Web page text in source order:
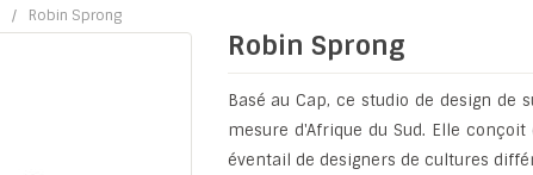
/ Robin Sprong
Robin Sprong
Basé au Cap, ce studio de design
mesure d'Afrique du Sud. Elle
éventail de designers de cultures